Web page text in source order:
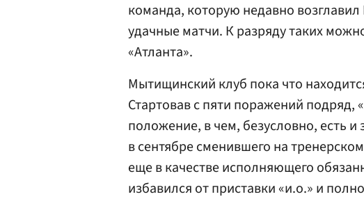
команда, которую недавно
удачные матчи. К разряду таких
«Атланта».
Мытищинский клуб пока что
Стартовав с пяти поражений подряд,
положение, в чем, безусловно, есть и
в сентябре сменившего на
еще в качестве исполняющего
избавился от приставки «и.о.» и